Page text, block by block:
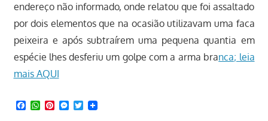
endereço não informado, onde relatou que foi assaltado
por dois elementos que na ocasião utilizavam uma faca
peixeira e após subtraírem uma pequena quantia em
espécie lhes desferiu um golpe com a arma branca; leia
mais AQUI
Facebook
WhatsApp
Pinterest
Messenger
Twitter